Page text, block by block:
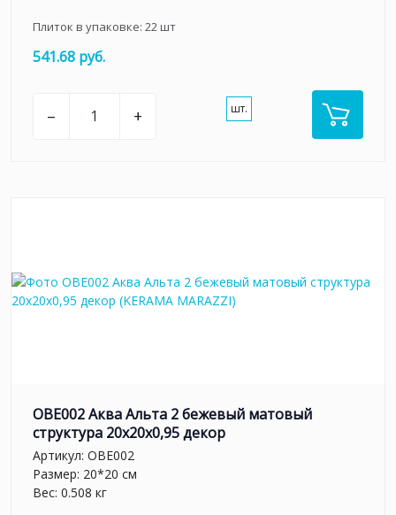
Плиток в упаковке: 22шт
541.68 руб.
– + шт.
OBE002 Аква Альта 2 бежевый матовый
структура 20x20x0,95 декор
Артикул: OBE002
Размер: 20*20 см
Вес: 0.508 кг